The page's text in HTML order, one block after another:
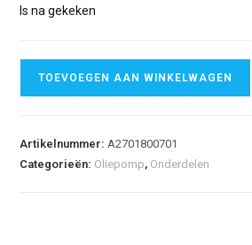
Is na gekeken
TOEVOEGEN AAN WINKELWAGEN
Artikelnummer:A2701800701
Categorieën: Oliepomp, Onderdelen